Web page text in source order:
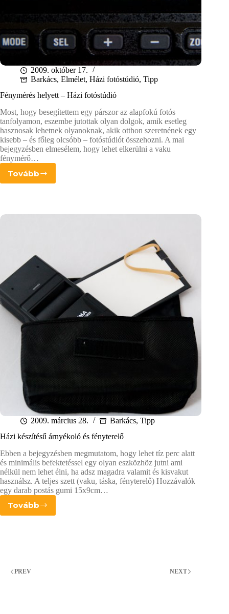
2009. október 17.
Barkács, Elmélet, Házi fotóstúdió, Tipp
Fénymérés helyett – Házi fotóstúdió
Most, hogy besegítettem egy párszor az alapfokú fotós
tanfolyamon, eszembe jutottak olyan dolgok, amik esetleg
hasznosak lehetnek olyanoknak, akik otthon szeretnének egy
kisebb – és főleg olcsóbb – fotóstúdiót összehozni. A mai
bejegyzésben elmesélem, hogy lehet elkerülni a vaku
fénymérő…
TovábbFénymérés
fotóstúdió
2009. március 28. Barkács, Tipp
Házi készítésű árnyékoló és fényterelő
Ebben a bejegyzésben megmutatom, hogy lehet tíz perc alatt
és minimális befektetéssel egy olyan eszközhöz jutni ami
nélkül nem lehet élni, ha adsz magadra valamit és kisvakut
használsz. A teljes szett (vaku, táska, fényterelő) Hozzávalók
egy darab postás gumi 15x9cm…
Tovább
Házi
PREV NEXT